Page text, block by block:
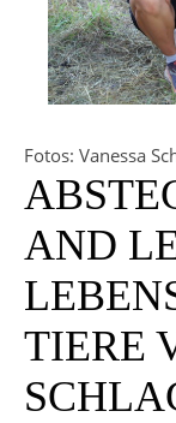
Fotos: Vanessa
AND
TIERE